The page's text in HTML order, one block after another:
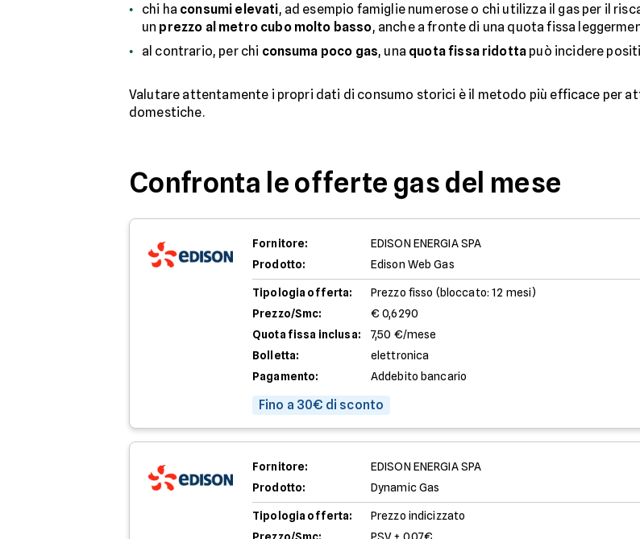
chi ha consumi elevati, ad esempio famiglie numerose o chi utilizza il gas per il
un prezzo al metro cubo molto basso, anche a fronte di una quota fissa
al contrario, per chi consuma poco gas, una quota fissa ridotta può incidere
Valutare attentamente i propri dati di consumo storici è il metodo più efficace per
domestiche.
Confronta le offerte gas del mese
Fornitore:
EDISON ENERGIA SPA
Prodotto:
Edison Web Gas
Tipologia offerta:
Prezzo fisso (bloccato: 12 mesi)
Prezzo/Smc:
€ 0,6290
Quota fissa inclusa:
7,50 €/mese
Bolletta:
elettronica
Pagamento:
Addebito bancario
Fino a 30€ di sconto
Fornitore:
EDISON ENERGIA SPA
Prodotto:
Dynamic Gas
Tipologia offerta:
Prezzo indicizzato